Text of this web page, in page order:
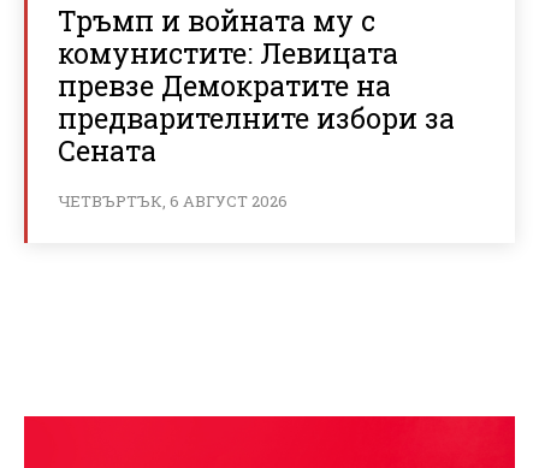
Тръмп и войната му с
комунистите: Левицата
превзе Демократите на
предварителните избори за
Сената
ЧЕТВЪРТЪК, 6 АВГУСТ 2026